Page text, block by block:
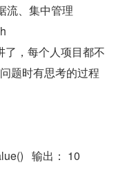
流、集中管理
了，每个人项目都不
题时有思考的过程
输出： 10